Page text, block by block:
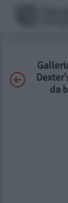
da